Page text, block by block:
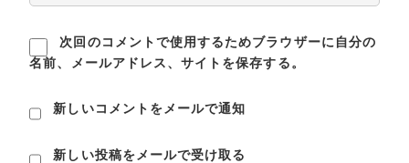
次回のコメントで使用するためブラウザーに自分の
名前、メールアドレス、サイトを保存する。
新しいコメントをメールで通知
新しい投稿をメールで受け取る